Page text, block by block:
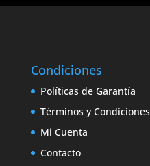
Condiciones
Políticas de Garantía
Términos y Condiciones
Mi Cuenta
Contacto